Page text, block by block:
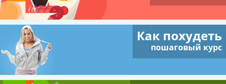
Как похудеть
пошаговый курс